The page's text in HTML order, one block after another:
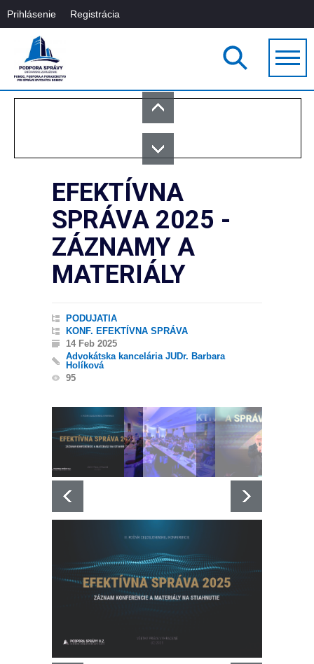
Prihlásenie Registrácia
EFEKTÍVNA
SPRÁVA 2025 -
ZÁZNAMY A
MATERIÁLY
PODUJATIA
KONF. EFEKTÍVNA SPRÁVA
14 Feb 2025
Advokátska kancelária JUDr. Barbara
Holíková
95